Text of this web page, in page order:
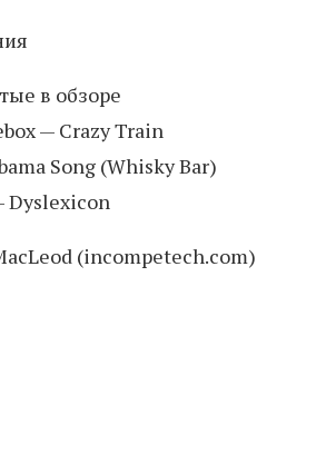
в обзоре
— Crazy Train
Song (Whisky Bar)
Dyslexicon
(incompetech.com)